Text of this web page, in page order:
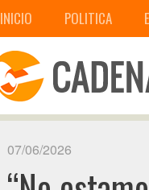
INICIO POLITICA
07/06/2026